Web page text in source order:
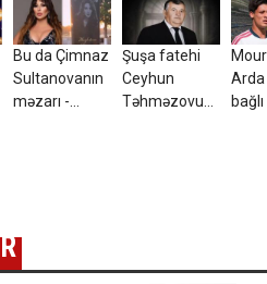
Bu da Çimnaz
Sultanovanın
məzarı -
Şuşa fatehi
Ceyhun
Təhməzovun
Arda